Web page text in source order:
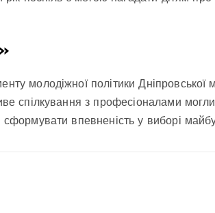
молодіжної політики Дніпровської
спілкування з професіоналами
впевненість у виборі